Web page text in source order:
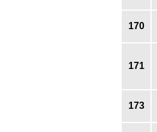
170
171
173